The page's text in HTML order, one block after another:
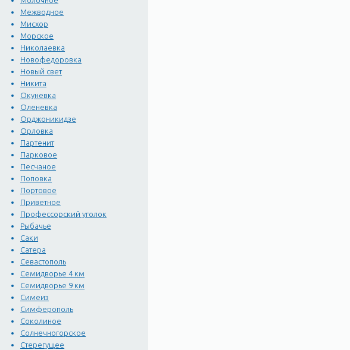
Межводное
Мисхор
Морское
Николаевка
Новофедоровка
Новый свет
Никита
Окуневка
Оленевка
Орджоникидзе
Орловка
Партенит
Парковое
Песчаное
Поповка
Портовое
Приветное
Профессорский уголок
Рыбачье
Саки
Сатера
Севастополь
Семидворье 4 км
Семидворье 9 км
Симеиз
Симферополь
Соколиное
Солнечногорское
Стерегущее